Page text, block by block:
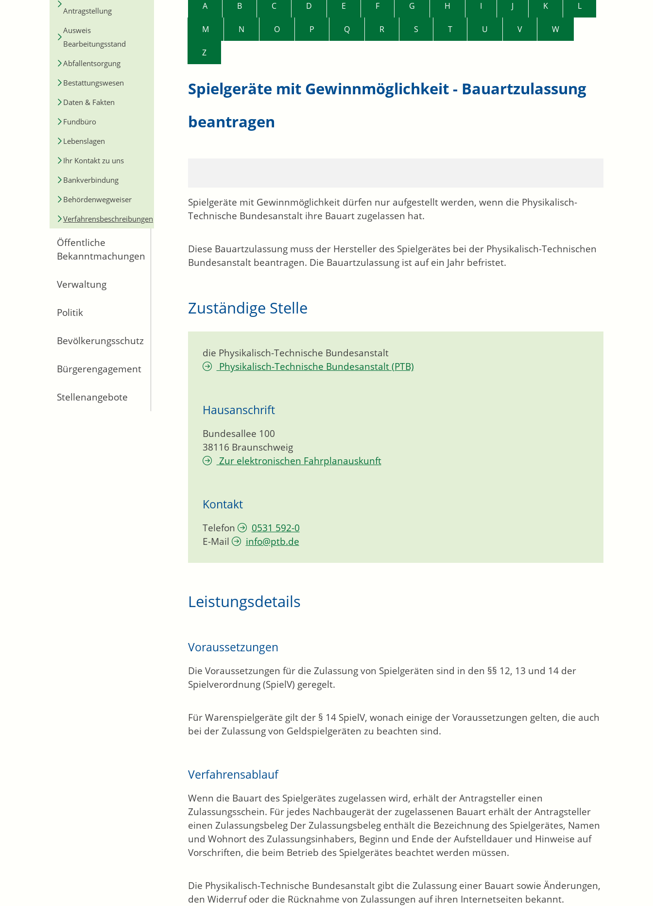
Antragstellung
Ausweis
Bearbeitungsstand
Abfallentsorgung
Bestattungswesen
Daten & Fakten
Fundbüro
Lebenslagen
Ihr Kontakt zu uns
Bankverbindung
Behördenwegweiser
Verfahrensbeschreibungen
Öffentliche
Bekanntmachungen
Verwaltung
Politik
Bevölkerungsschutz
Bürgerengagement
Stellenangebote
A B C D E F G H I J K L
M N O P Q R S T U V W
Z
Spielgeräte mit Gewinnmöglichkeit - Bauartzulassung
beantragen
Spielgeräte mit Gewinnmöglichkeit dürfen nur aufgestellt werden, wenn die Physikalisch-
Technische Bundesanstalt ihre Bauart zugelassen hat.
Diese Bauartzulassung muss der Hersteller des Spielgerätes bei der Physikalisch-Technischen
Bundesanstalt beantragen. Die Bauartzulassung ist auf ein Jahr befristet.
Zuständige Stelle
die Physikalisch-Technische Bundesanstalt
Physikalisch-Technische Bundesanstalt (PTB)
Hausanschrift
Bundesallee 100
38116 Braunschweig
Zur elektronischen Fahrplanauskunft
Kontakt
Telefon
0531 592-0
E-Mail
info@ptb.de
Leistungsdetails
Voraussetzungen
Die Voraussetzungen für die Zulassung von Spielgeräten sind in den §§ 12, 13 und 14 der
Spielverordnung (SpielV) geregelt.
Für Warenspielgeräte gilt der § 14 SpielV, wonach einige der Voraussetzungen gelten, die auch
bei der Zulassung von Geldspielgeräten zu beachten sind.
Verfahrensablauf
Wenn die Bauart des Spielgerätes zugelassen wird, erhält der Antragsteller einen
Zulassungsschein. Für jedes Nachbaugerät der zugelassenen Bauart erhält der Antragsteller
einen Zulassungsbeleg Der Zulassungsbeleg enthält die Bezeichnung des Spielgerätes, Namen
und Wohnort des Zulassungsinhabers, Beginn und Ende der Aufstelldauer und Hinweise auf
Vorschriften, die beim Betrieb des Spielgerätes beachtet werden müssen.
Die Physikalisch-Technische Bundesanstalt gibt die Zulassung einer Bauart sowie Änderungen,
den Widerruf oder die Rücknahme von Zulassungen auf ihren Internetseiten bekannt.